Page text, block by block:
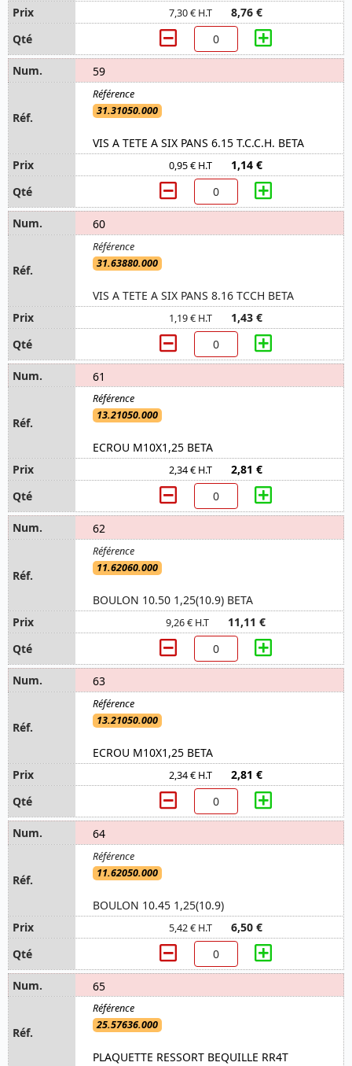
7,30 € H.T 8,76 €
59
31.31050.000
VIS A TETE A SIX PANS 6.15 T.C.C.H. BETA
0,95 € H.T 1,14 €
60
31.63880.000
VIS A TETE A SIX PANS 8.16 TCCH BETA
1,19 € H.T 1,43 €
61
13.21050.000
ECROU M10X1,25 BETA
2,34 € H.T 2,81 €
62
11.62060.000
BOULON 10.50 1,25(10.9) BETA
9,26 € H.T 11,11 €
63
13.21050.000
ECROU M10X1,25 BETA
2,34 € H.T 2,81 €
64
11.62050.000
BOULON 10.45 1,25(10.9)
5,42 € H.T 6,50 €
65
25.57636.000
PLAQUETTE RESSORT BEQUILLE RR4T